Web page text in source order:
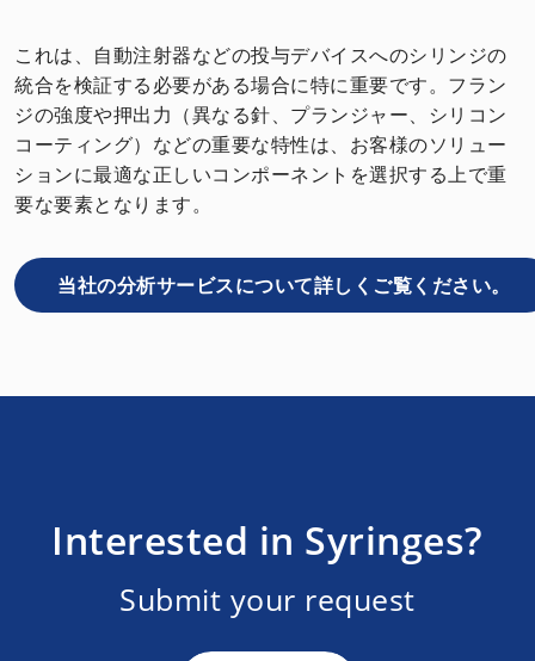
これは、自動注射器などの投与デバイスへのシリンジの
統合を検証する必要がある場合に特に重要です。フラン
ジの強度や押出力（異なる針、プランジャー、シリコン
コーティング）などの重要な特性は、お客様のソリュー
ションに最適な正しいコンポーネントを選択する上で重
要な要素となります。
当社の分析サービスについて詳しくご覧ください。
Interested in Syringes?
Submit your request